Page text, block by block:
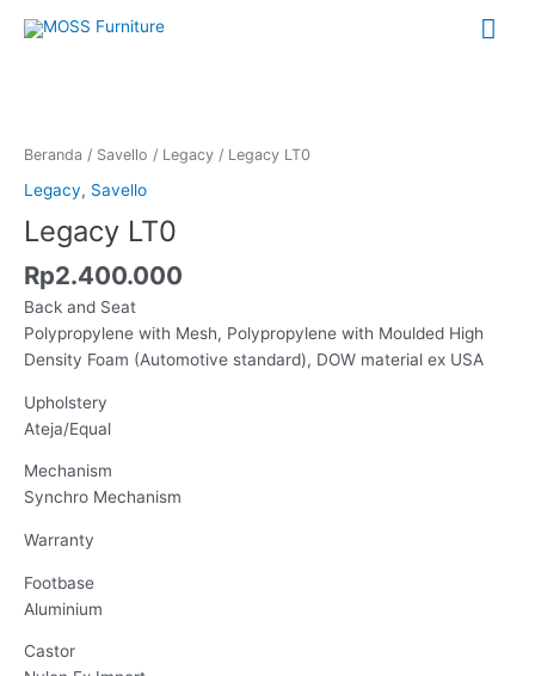
Beranda / Savello / Legacy / Legacy LT0
Legacy, Savello
Legacy LT0
Rp2.400.000
Back and Seat
Polypropylene with Mesh, Polypropylene with Moulded High
Density Foam (Automotive standard), DOW material ex USA
Upholstery
Ateja/Equal
Mechanism
Synchro Mechanism
Warranty
Footbase
Aluminium
Castor
LT0